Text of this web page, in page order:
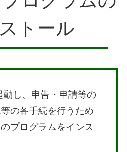
トール
動し、申告・申請等の
の各手続を行うため
プログラムをインス